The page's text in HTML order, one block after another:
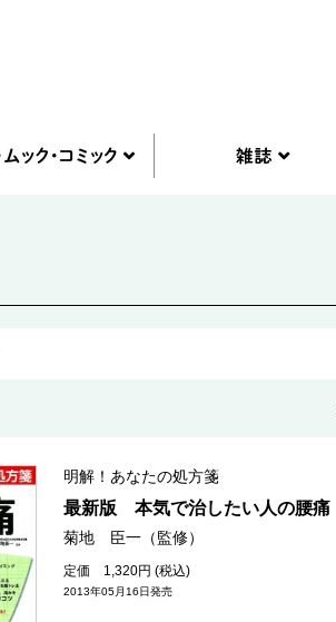
明解！あなたの処方箋
最新版 本気で治したい人の腰痛
菊地 臣一（監修）
定価 1,320円 (税込)
2013年05月16日発売